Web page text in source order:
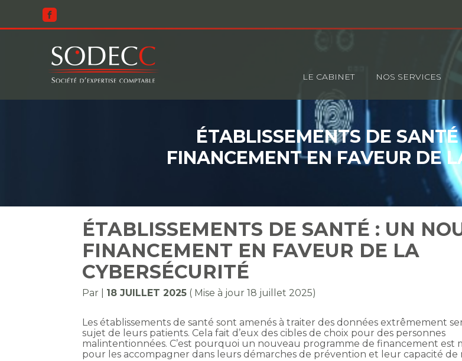
au
Principal
LE CABINET NOS SERVICES
ÉTABLISSEMENTS DE
FINANCEMENT EN FAVEUR DE
ÉTABLISSEMENTS DE SANTÉ : UN
FINANCEMENT EN FAVEUR DE LA
CYBERSÉCURITÉ
Par 18 JUILLET 2025 ( Mise à jour 18 juillet 2025)
Les établissements de santé sont amenés à traiter des données extrêmement
sujet de leurs patients. Cela fait d’eux des cibles de choix pour des personnes
malintentionnées. C’est pourquoi un nouveau programme de financement est
pour les accompagner dans leurs démarches de prévention et leur capacité de